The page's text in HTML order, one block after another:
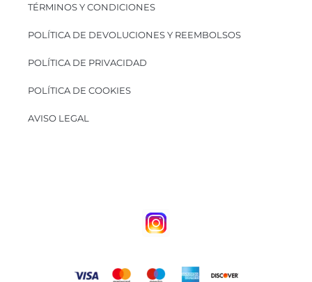
TÉRMINOS Y CONDICIONES
POLÍTICA DE DEVOLUCIONES Y REEMBOLSOS
POLÍTICA DE PRIVACIDAD
POLÍTICA DE COOKIES
AVISO LEGAL